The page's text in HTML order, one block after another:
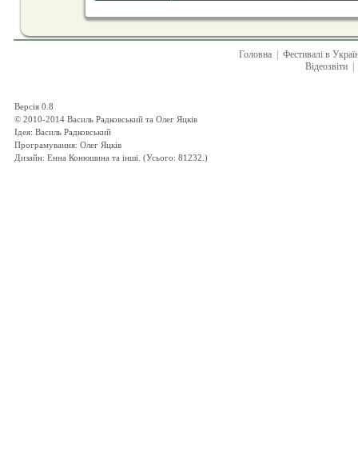
Головна
Фестивалі в
Відеозвіти
Версія 0.8
© 2010-2014 Василь Радковський та Олег Яцків
Ідея: Василь Радковський
Програмування: Олег Яцків
Дизайн: Енна Конюшина та інші. (Усього: 81232.)